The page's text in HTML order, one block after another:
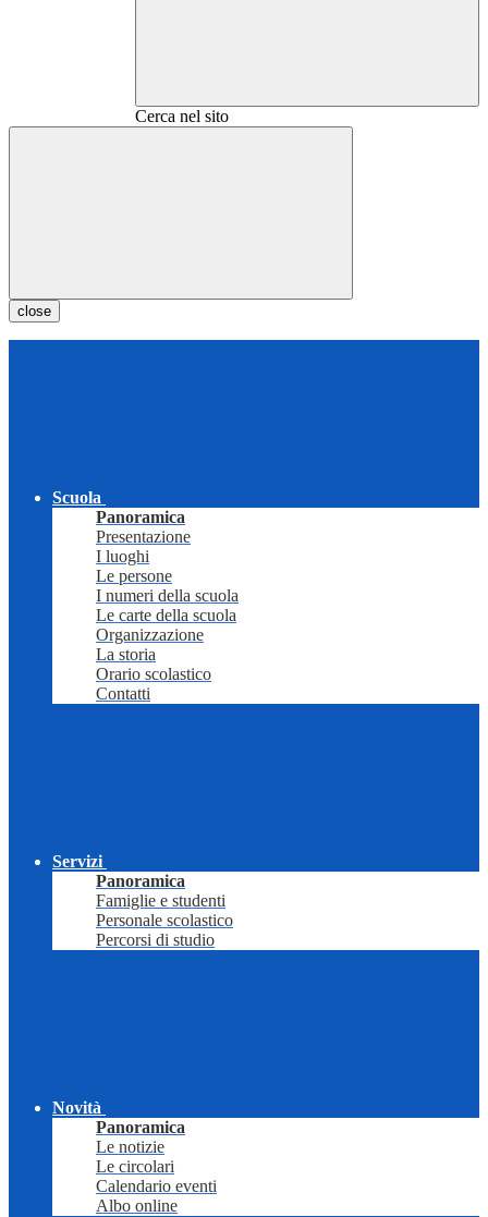
Cerca nel sito
close
Scuola
Panoramica
Presentazione
I luoghi
Le persone
I numeri della scuola
Le carte della scuola
Organizzazione
La storia
Orario scolastico
Contatti
Servizi
Panoramica
Famiglie e studenti
Personale scolastico
Percorsi di studio
Novità
Panoramica
Le notizie
Le circolari
Calendario eventi
Albo online